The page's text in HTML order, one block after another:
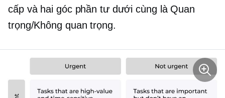
cấp và hai góc phần tư dưới cùng là Quan
trọng/Không quan trọng.